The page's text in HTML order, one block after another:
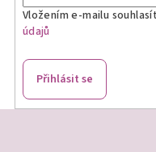
Vložením e-mailu
údajů
Přihlásit se